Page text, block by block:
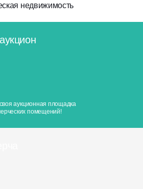
недвижимость
аукционная площадка
помещений!